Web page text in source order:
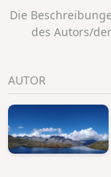
Die
des Autors/
AUTOR